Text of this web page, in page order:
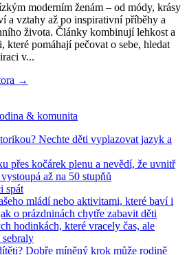
moderním ženám – od módy, krásy
a vztahy až po inspirativní příběhy a
života. Články kombinují lehkost a
které pomáhají pečovat o sebe, hledat
v...
→
& komunita
Nechte děti vyplazovat jazyk a
přes kočárek plenu a nevědí, že uvnitř
až na 50 stupňů
spát
mládí nebo aktivitami, které baví i
o prázdninách chytře zabavit děti
hodinkách, které vracely čas, ale
Dobře míněný krok může rodině